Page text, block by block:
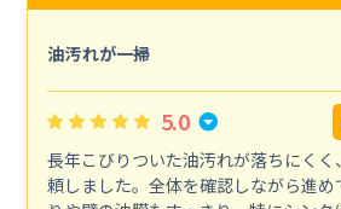
油汚れが一掃
5.0
長年こびりついた油汚れが落ちにく
頼しました。全体を確認しながら進め